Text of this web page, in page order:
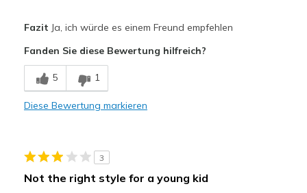
Breathe Well
Comfortable
Geeignete Verwendung
Fazit Ja, ich würde es einem Freund empfehlen
Fanden Sie diese Bewertung hilfreich?
5 1
Diese Bewertung markieren
3
Not the right style for a young kid